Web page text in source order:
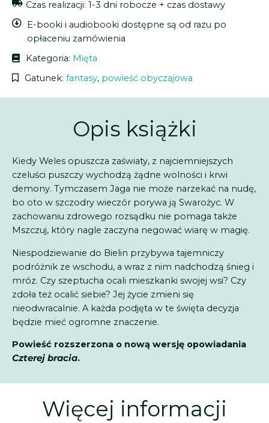
Czas realizacji: 1-3 dni robocze + czas dostawy
E-booki i audiobooki dostępne są od razu po
opłaceniu zamówienia
Kategoria: Mięta
Gatunek: fantasy, powieść obyczajowa
Opis książki
Kiedy Weles opuszcza zaświaty, z najciemniejszych
czeluści puszczy wychodzą żądne wolności i krwi
demony. Tymczasem Jaga nie może narzekać na nudę,
bo oto w szczodry wieczór porywa ją Swarożyc. W
zachowaniu zdrowego rozsądku nie pomaga także
Mszczuj, który nagle zaczyna negować wiarę w magię.
Niespodziewanie do Bielin przybywa tajemniczy
podróżnik ze wschodu, a wraz z nim nadchodzą śnieg i
mróz. Czy szeptucha ocali mieszkanki swojej wsi? Czy
zdoła też ocalić siebie? Jej życie zmieni się
nieodwracalnie. A każda podjęta w te święta decyzja
będzie mieć ogromne znaczenie.
Powieść rozszerzona o nową wersję opowiadania
Czterej bracia.
Więcej informacji